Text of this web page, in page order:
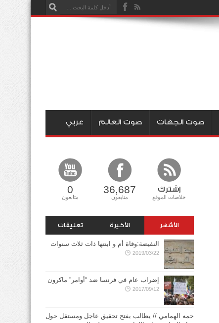
صوت الجهات صوت العالم عربي
إشترك
خلاصات الموقع
36,687
متابعون
0
متابعون
الأشهر الأخيرة تعليقات
النفيضة:وفاة أم و ابنتها ذات ثلاث سنوات
2019/03/22
إضراب عام في فرنسا ضد “أوامر” ماكرون
2017/09/12
حمه الهمامي // يطالب بفتح تحقيق عاجل ومستقل حول